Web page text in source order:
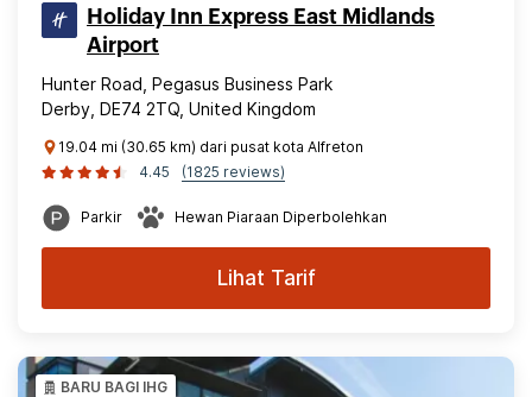
Holiday Inn Express East Midlands
Airport
Hunter Road, Pegasus Business Park
Derby, DE74 2TQ, United Kingdom
19.04 mi (30.65 km) dari pusat kota Alfreton
4.45
(1825 reviews)
Parkir Hewan Piaraan Diperbolehkan
Lihat Tarif
BARU BAGI IHG